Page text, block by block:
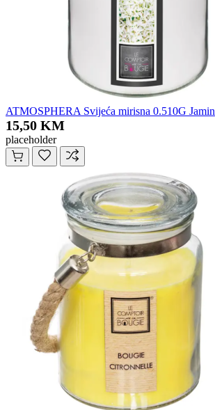
ATMOSPHERA Svijeća mirisna 0.510G Jamin
15,50 KM
placeholder